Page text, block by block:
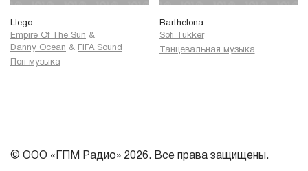
Llego
Empire Of The Sun &
Danny Ocean & FIFA Sound
Поп музыка
Barthelona
Sofi Tukker
Танцевальная музыка
© ООО «ГПМ Радио» 2026. Все права защищены.